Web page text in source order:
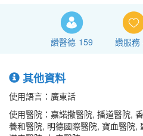
讚醫德 159 讚服務
其他資料
使用語言：廣東話
使用醫院：嘉諾撒醫院, 播道醫院,
養和醫院, 明德國際醫院, 寶血醫院,